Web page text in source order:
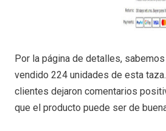
Por la página de detalles,
vendido 224 unidades de esta
clientes dejaron comentarios
que el producto puede ser de